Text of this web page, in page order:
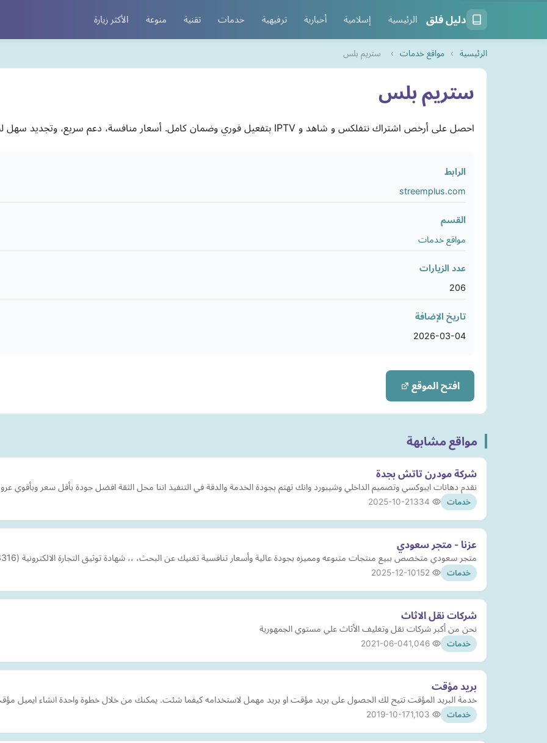
دليل فلق الرئيسية إسلامية أخبارية ترفيهية خدمات تقنية منوعة الأكثر زيارة
الرئيسية › مواقع خدمات › ستريم بلس
ستريم بلس
احصل على أرخص اشتراك نتفلكس و شاهد و IPTV بتفعيل فوري وضمان كامل. أسعار منافسة، دعم سريع، وتجديد سهل لجميع الاشتراكات عبر StreemPlus.
الرابط
streemplus.com
القسم
مواقع خدمات
عدد الزيارات
206
تاريخ الإضافة
2026-03-04
افتح الموقع
مواقع مشابهة
شركة مودرن تاتش بجدة
نقدم دهانات ايبوكسي وتصميم الداخلي وشيبورد وانك تهتم بجودة الخدمة والدقة في التنفيذ اننا محل الثقة افضل جودة بأقل سعر وبأقوي
خدمات 2025-10-21
عزنا - متجر سعودي
متجر سعودي متخصص ببيع منتجات متنوعه ومميزه بجودة عالية وأسعار تنافسية تغنيك عن البحث، ،، شهادة توثيق التجارة الالكترونية (0000068316)
خدمات 2025-12-10
شركات نقل الاثاث
نحن من أكبر شركات نقل وتغليف الأثاث علي مستوي الجمهورية
خدمات 2021-06-04
بريد مؤقت
خدمة البريد المؤقت تتيح لك الحصول على بريد مؤقت او بريد مهمل لاستخدامه كيفما شئت. يمكنك من خلال خطوة واحدة انشاء ايميل
خدمات 2019-10-17